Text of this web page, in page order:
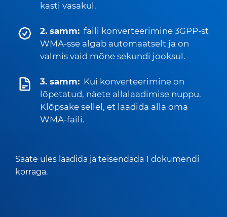
kasti vasakul.
2. samm: faili konverteerimine 3GPP-st
WMA-sse algab automaatselt ja on
valmis vaid mõne sekundi jooksul.
3. samm: Kui konverteerimine on
lõpetatud, näete allalaadimise nuppu.
Klõpsake sellel, et laadida alla oma
WMA-faili.
Saate üles laadida ja teisendada 1 dokumendi
korraga.